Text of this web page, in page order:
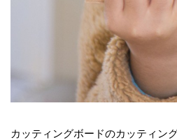
カッティングボードのカッティン